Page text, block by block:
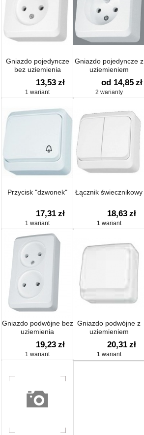
Gniazdo pojedyncze
bez uziemienia
13,53 zł
1 wariant
Gniazdo pojedyncze z
uziemieniem
od 14,85 zł
2 warianty
Przycisk "dzwonek"
17,31 zł
1 wariant
Łącznik świecznikowy
18,63 zł
1 wariant
Gniazdo podwójne bez
uziemienia
19,23 zł
1 wariant
Gniazdo podwójne z
uziemieniem
20,31 zł
1 wariant